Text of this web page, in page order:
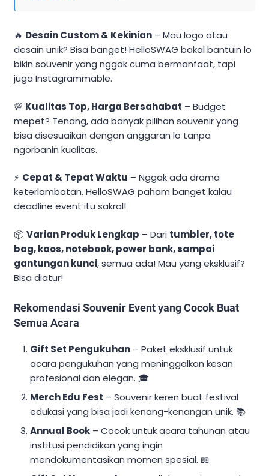
🔥 Desain Custom & Kekinian – Mau logo atau
desain unik? Bisa banget! HelloSWAG bakal bantuin lo
bikin souvenir yang nggak cuma bermanfaat, tapi
juga Instagrammable.
💯 Kualitas Top, Harga Bersahabat – Budget
mepet? Tenang, ada banyak pilihan souvenir yang
bisa disesuaikan dengan anggaran lo tanpa
ngorbanin kualitas.
⚡ Cepat & Tepat Waktu – Nggak ada drama
keterlambatan. HelloSWAG paham banget kalau
deadline event itu sakral!
📦 Varian Produk Lengkap – Dari tumbler, tote
bag, kaos, notebook, power bank, sampai
gantungan kunci, semua ada! Mau yang eksklusif?
Bisa diatur!
Rekomendasi Souvenir Event yang Cocok Buat
Semua Acara
Gift Set Pengukuhan – Paket eksklusif untuk
acara pengukuhan yang meninggalkan kesan
profesional dan elegan. 🎓
Merch Edu Fest – Souvenir keren buat festival
edukasi yang bisa jadi kenang-kenangan unik. 📚
Annual Book – Cocok untuk acara tahunan atau
institusi pendidikan yang ingin
mendokumentasikan momen spesial. 📖